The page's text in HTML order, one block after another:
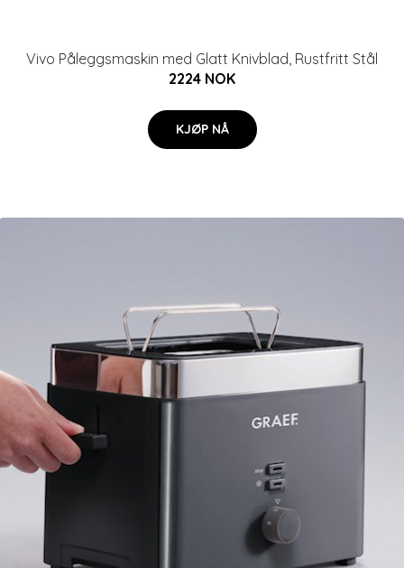
Vivo Påleggsmaskin med Glatt Knivblad, Rustfritt Stål
2224 NOK
KJØP NÅ